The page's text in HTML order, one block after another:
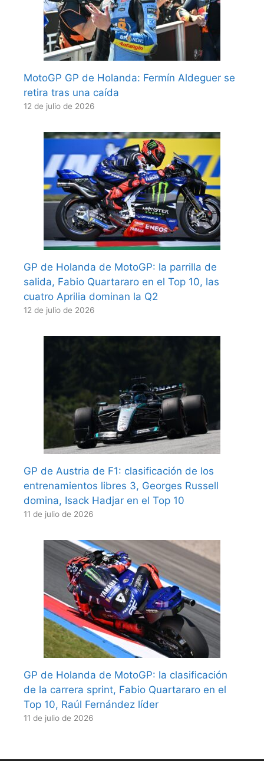
MotoGP GP de Holanda: Fermín Aldeguer se
retira tras una caída
12 de julio de 2026
GP de Holanda de MotoGP: la parrilla de
salida, Fabio Quartararo en el Top 10, las
cuatro Aprilia dominan la Q2
12 de julio de 2026
GP de Austria de F1: clasificación de los
entrenamientos libres 3, Georges Russell
domina, Isack Hadjar en el Top 10
11 de julio de 2026
GP de Holanda de MotoGP: la clasificación
de la carrera sprint, Fabio Quartararo en el
Top 10, Raúl Fernández líder
11 de julio de 2026